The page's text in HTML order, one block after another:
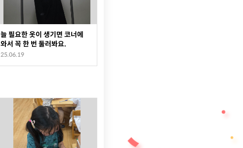
늘 필요한 옷이 생기면 코너에
와서 꼭 한 번 둘러봐요.
25.06.19